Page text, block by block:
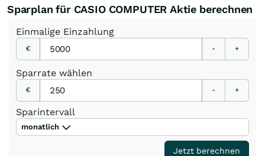
Sparplan für CASIO COMPUTER Aktie berechnen
Einmalige Einzahlung
€ - +
Sparrate wählen
€ - +
Sparintervall
monatlich
Jetzt berechnen